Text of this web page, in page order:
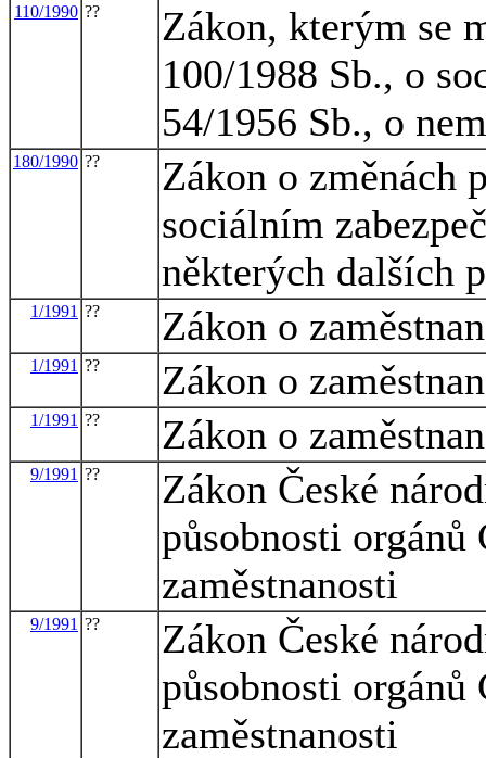
110/1990 ??
Zákon, kterým se
100/1988 Sb., o
54/1956 Sb., o
180/1990 ??
Zákon o změnách
sociálním
některých dalších
1/1991 ?? Zákon o
1/1991 ?? Zákon o
1/1991 ?? Zákon o
9/1991 ??
Zákon České
působnosti orgánů
zaměstnanosti
9/1991 ??
Zákon České
působnosti orgánů
zaměstnanosti